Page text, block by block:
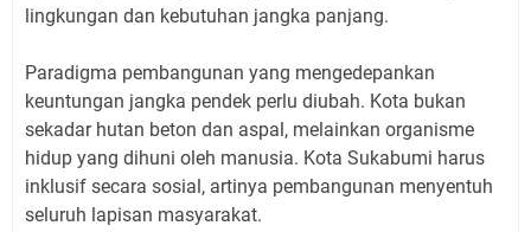
lingkungan dan kebutuhan jangka panjang.
Paradigma pembangunan yang mengedepankan
keuntungan jangka pendek perlu diubah. Kota bukan
sekadar hutan beton dan aspal, melainkan organisme
hidup yang dihuni oleh manusia. Kota Sukabumi harus
inklusif secara sosial, artinya pembangunan menyentuh
seluruh lapisan masyarakat.